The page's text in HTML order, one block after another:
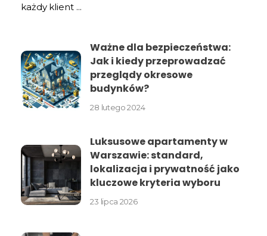
każdy klient ...
Ważne dla bezpieczeństwa:
Jak i kiedy przeprowadzać
przeglądy okresowe
budynków?
28 lutego 2024
Luksusowe apartamenty w
Warszawie: standard,
lokalizacja i prywatność jako
kluczowe kryteria wyboru
23 lipca 2026